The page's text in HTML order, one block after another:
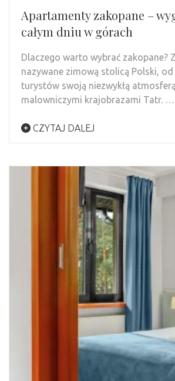
Apartamenty zakopane –
całym dniu w górach
Dlaczego warto wybrać zakopane?
nazywane zimową stolicą Polski,
turystów swoją niezwykłą
malowniczymi krajobrazami Tatr. …
CZYTAJ DALEJ